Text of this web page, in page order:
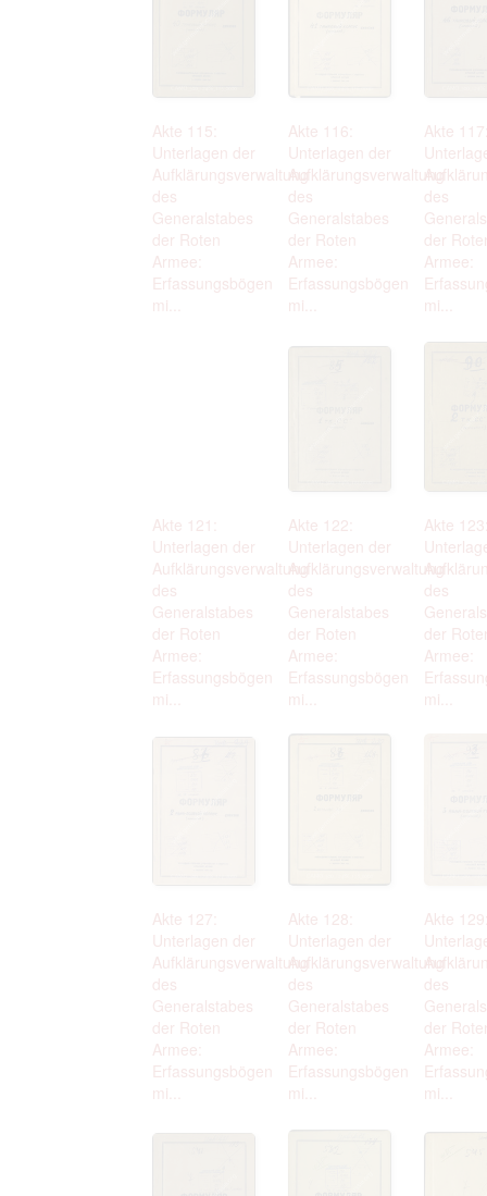
Akte 115:
Unterlagen der
Aufklärungsverwaltung
des
Generalstabes
der Roten
Armee:
Erfassungsbögen
mi...
Akte 116:
Unterlagen der
Aufklärungsverwaltung
des
Generalstabes
der Roten
Armee:
Erfassungsbögen
mi...
Akte
des
der
Armee:
mi...
Akte 121:
Unterlagen der
Aufklärungsverwaltung
des
Generalstabes
der Roten
Armee:
Erfassungsbögen
mi...
Akte 122:
Unterlagen der
Aufklärungsverwaltung
des
Generalstabes
der Roten
Armee:
Erfassungsbögen
mi...
Akte
des
der
Armee:
mi...
Akte 127:
Unterlagen der
Aufklärungsverwaltung
des
Generalstabes
der Roten
Armee:
Erfassungsbögen
mi...
Akte 128:
Unterlagen der
Aufklärungsverwaltung
des
Generalstabes
der Roten
Armee:
Erfassungsbögen
mi...
Akte
des
der
Armee:
mi...